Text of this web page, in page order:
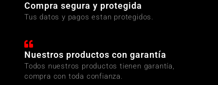
Compra segura y protegida
Tus datos y pagos estan protegidos.
Nuestros productos con garantía
Todos nuestros productos tienen garantía,
compra con toda confianza.